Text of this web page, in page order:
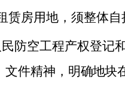
赁房用地，须整体自
防空工程产权登记
件精神， 明确地块